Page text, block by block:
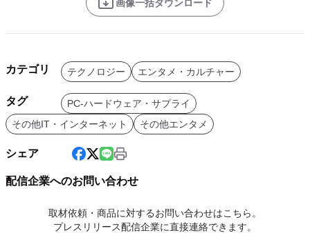
画像一括ダウンロード
カテゴリ テクノロジー エンタメ・カルチャー
タグ
PC-ハードウェア・サプライ
その他IT・インターネット
その他エンタメ
シェア
配信企業へのお問い合わせ
取材依頼・商品に対するお問い合わせはこちら。
プレスリリース配信企業に直接連絡できます。